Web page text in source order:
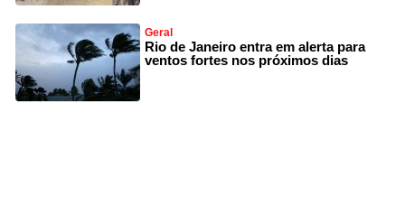
Geral
Rio de Janeiro entra em alerta para
ventos fortes nos próximos dias